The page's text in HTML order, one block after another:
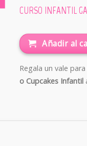
CURSO INFANTIL
Añadir al
Regala un vale
o Cupcakes Infantil